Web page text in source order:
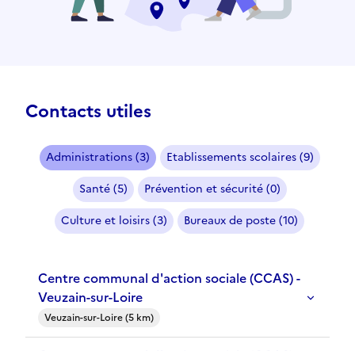
Contacts utiles
Administrations (3)
Etablissements scolaires (9)
Santé (5)
Prévention et sécurité (0)
Culture et loisirs (3)
Bureaux de poste (10)
Centre communal d'action sociale (CCAS) -
Veuzain-sur-Loire
Veuzain-sur-Loire (5 km)